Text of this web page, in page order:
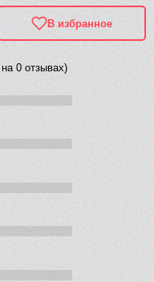
В избранное
0 отзывах)